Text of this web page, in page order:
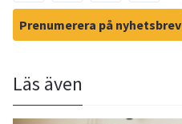
Prenumerera på nyhetsbrev
Läs även